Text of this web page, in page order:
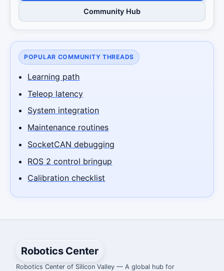
Community Hub
POPULAR COMMUNITY THREADS
Learning path
Teleop latency
System integration
Maintenance routines
SocketCAN debugging
ROS 2 control bringup
Calibration checklist
Robotics Center
Robotics Center of Silicon Valley — A global hub for